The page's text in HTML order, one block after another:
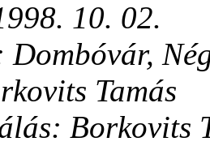
10. 02.
Dombóvár,
Tamás
Borkovits